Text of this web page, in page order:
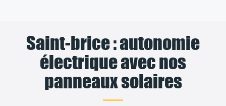
Saint-brice : autonomie
électrique avec nos
panneaux solaires